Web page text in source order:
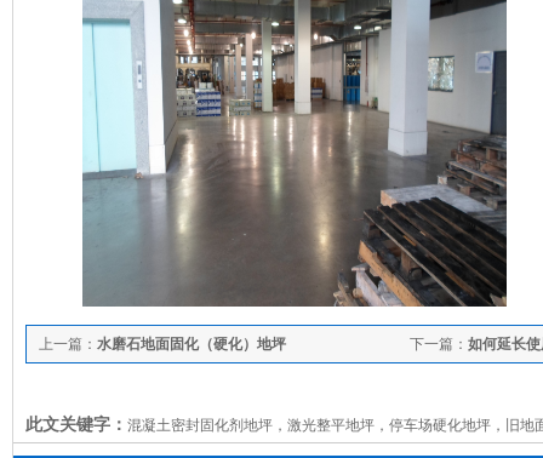
下一篇： 如何延长
上一篇： 水磨石地面固化（硬化）地坪
此文关键字： 混凝土密封固化剂地坪，激光整平地坪，停车场硬化地坪，旧地